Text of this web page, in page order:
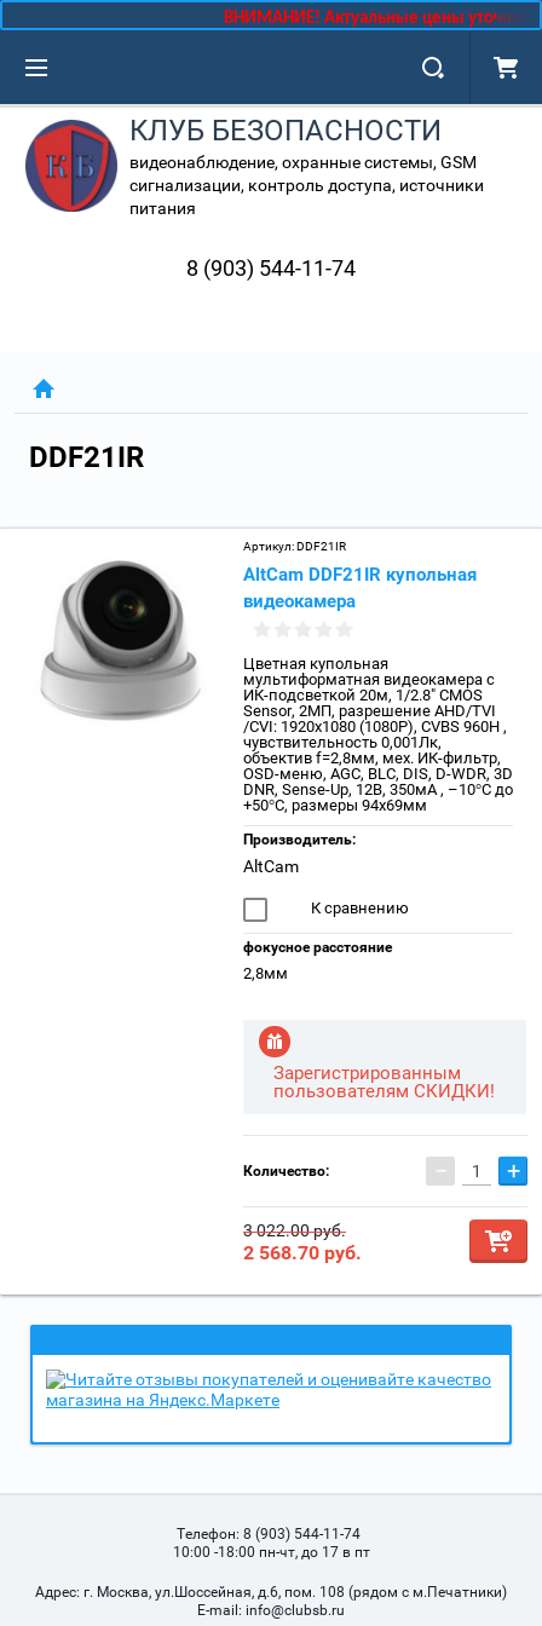
КЛУБ БЕЗОПАСНОСТИ
видеонаблюдение, охранные системы, GSM
сигнализации, контроль доступа, источники
питания
8 (903) 544-11-74
ВНИМАНИЕ! Актуальные цены
DDF21IR
Артикул:DDF21IR
AltCam DDF21IR купольная
видеокамера
Цветная купольная
мультиформатная видеокамера с
ИК-подсветкой 20м, 1/2.8" CMOS
Sensor, 2МП, разрешение AHD/TVI
/CVI: 1920x1080 (1080Р), CVBS 960Н ,
чувствительность 0,001Лк,
объектив f=2,8мм, мех. ИК-фильтр,
OSD-меню, AGC, BLC, DIS, D-WDR, 3D
DNR, Sense-Up, 12В, 350мА , –10°С до
+50°С, размеры 94х69мм
Производитель:
AltCam
К сравнению
фокусное расстояние
2,8мм
Зарегистрированным
пользователям СКИДКИ!
Количество: − +
3 022.00 руб.
2 568.70 руб.
Телефон: 8 (903) 544-11-74
10:00 -18:00 пн-чт, до 17 в пт
Адрес: г. Москва, ул.Шоссейная, д.6, пом. 108 (рядом с м.Печатники)
Е-mail: info@clubsb.ru